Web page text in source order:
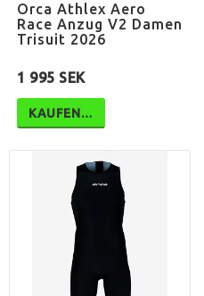
Orca Athlex Aero
Race Anzug V2 Damen
Trisuit 2026
1 995 SEK
KAUFEN…